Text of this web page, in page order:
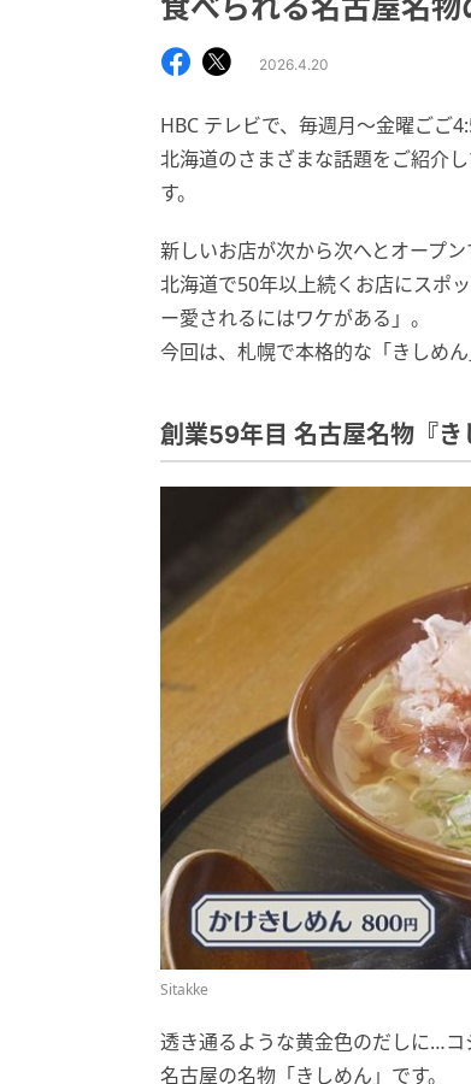
食べられる名古屋名物
2026.4.20
HBC テレビで、毎週月～金曜ごご
北海道のさまざまな話題をご紹介
す。
新しいお店が次から次へとオープ
北海道で50年以上続くお店にスポ
ー愛されるにはワケがある」。
今回は、札幌で本格的な「きしめ
創業59年目 名古屋名物『き
Sitakke
透き通るような黄金色のだしに…コ
名古屋の名物「きしめん」です。